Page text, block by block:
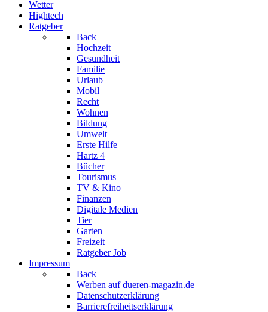
Wetter
Hightech
Ratgeber
Back
Hochzeit
Gesundheit
Familie
Urlaub
Mobil
Recht
Wohnen
Bildung
Umwelt
Erste Hilfe
Hartz 4
Bücher
Tourismus
TV & Kino
Finanzen
Digitale Medien
Tier
Garten
Freizeit
Ratgeber Job
Impressum
Back
Werben auf dueren-magazin.de
Datenschutzerklärung
Barrierefreiheitserklärung